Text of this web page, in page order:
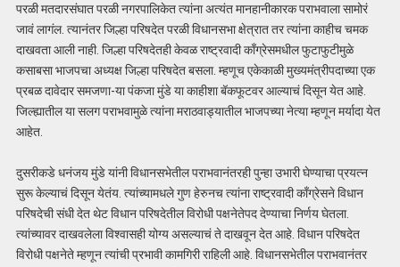
परळी मतदारसंघात परळी नगरपालिकेत त्यांना अत्यंत मानहानीकारक पराभवाला सामोरं
जावं लागंल. त्यानंतर जिल्हा परिषदेत परळी विधानसभा क्षेत्रात तर त्यांना काहीच चमक
दाखवता आली नाही. जिल्हा परिषदेतही केवळ राष्ट्रवादी काँग्रेसमधील फुटाफुटीमुळे
कसाबसा भाजपचा अध्यक्ष जिल्हा परिषदेत बसला. म्हणूच एकेकाळी मुख्यमंत्रीपदाच्या एक
प्रबळ दावेदार समजणा-या पंकजा मुंडे या काहीशा बॅकफूटवर आल्याचं दिसून येत आहे.
जिल्ह्यातील या सलग पराभवामुळे त्यांना मराठवाड्यातील भाजपच्या नेत्या म्हणून मर्यादा येत
आहेत.
दुसरीकडे धनंजय मुंडे यांनी विधानसभेतील पराभवानंतरही पुन्हा उभारी घेण्याचा प्रयत्न
सुरू केल्याचं दिसून येतंय. त्यांच्यामधले गुण हेरुनच त्यांना राष्ट्रवादी काँग्रेसने विधान
परिषदेची संधी देत थेट विधान परिषदेतील विरोधी पक्षनेतेपद देण्याचा निर्णय घेतला.
त्यांच्यावर दाखवलेला विश्वासही योग्य असल्याचं ते दाखवून देत आहे. विधान परिषदेत
विरोधी पक्षनेते म्हणून त्यांची प्रभावी कामगिरी राहिली आहे. विधानसभेतील पराभवानंतर